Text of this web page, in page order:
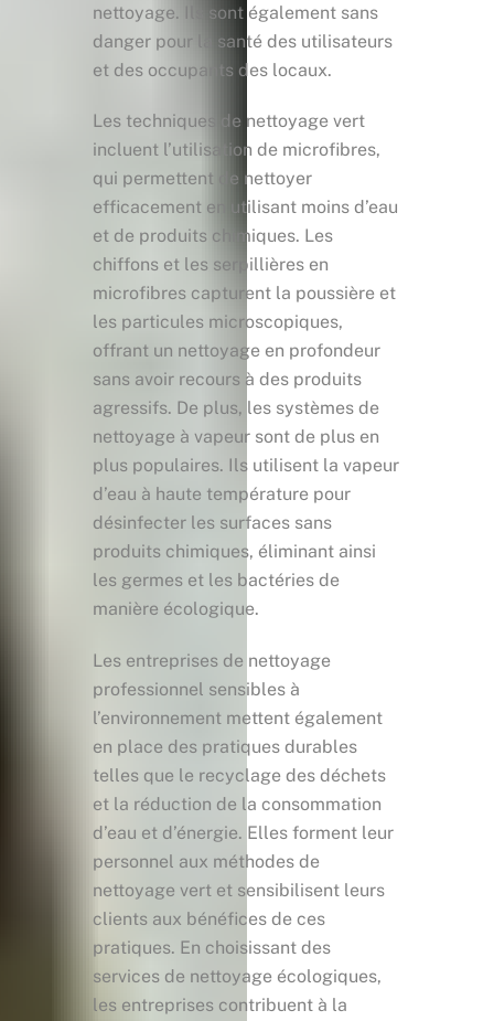
nettoyage. Ils sont également sans
danger pour la santé des utilisateurs
et des occupants des locaux.
Les techniques de nettoyage vert
incluent l’utilisation de microfibres,
qui permettent de nettoyer
efficacement en utilisant moins d’eau
et de produits chimiques. Les
chiffons et les serpillières en
microfibres capturent la poussière et
les particules microscopiques,
offrant un nettoyage en profondeur
sans avoir recours à des produits
agressifs. De plus, les systèmes de
nettoyage à vapeur sont de plus en
plus populaires. Ils utilisent la vapeur
d’eau à haute température pour
désinfecter les surfaces sans
produits chimiques, éliminant ainsi
les germes et les bactéries de
manière écologique.
Les entreprises de nettoyage
professionnel sensibles à
l’environnement mettent également
en place des pratiques durables
telles que le recyclage des déchets
et la réduction de la consommation
d’eau et d’énergie. Elles forment leur
personnel aux méthodes de
nettoyage vert et sensibilisent leurs
clients aux bénéfices de ces
pratiques. En choisissant des
services de nettoyage écologiques,
les entreprises contribuent à la